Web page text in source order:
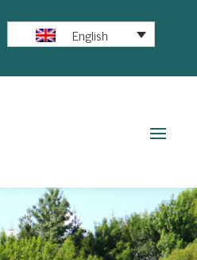
English